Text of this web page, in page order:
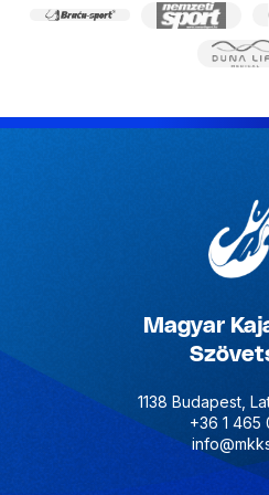
Magyar
1138 Budapest,
+36 1 465